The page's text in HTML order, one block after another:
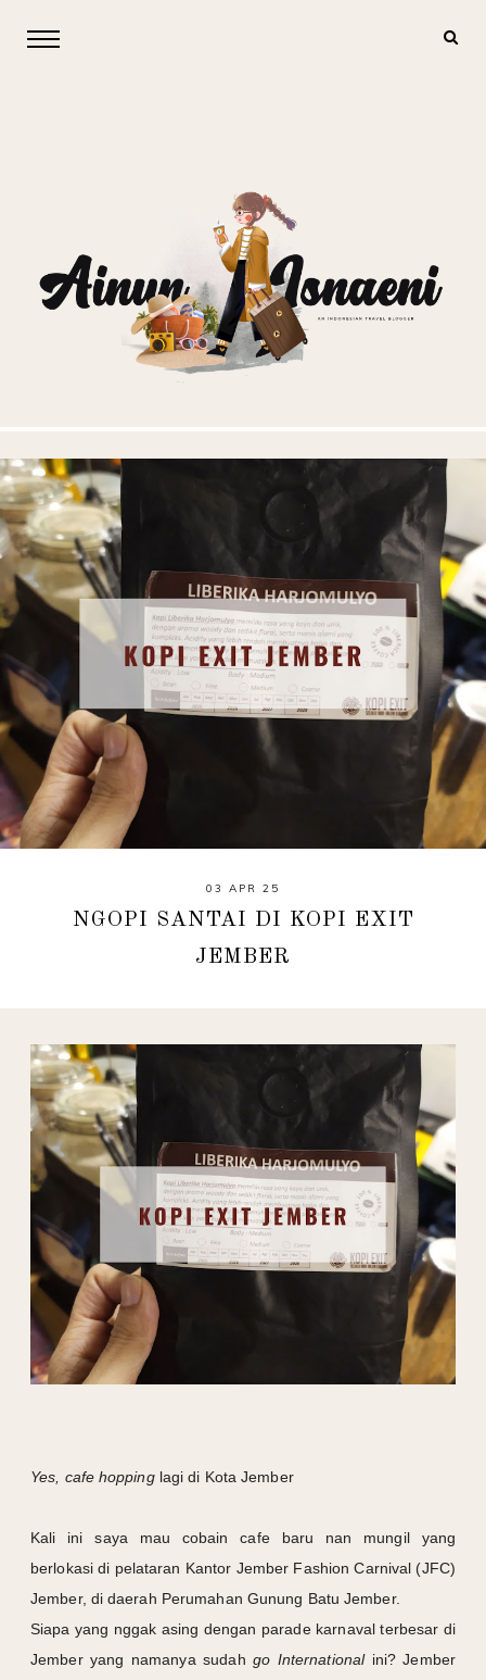
03 APR 25
NGOPI SANTAI DI KOPI EXIT
JEMBER
Yes, cafe hopping lagi di Kota Jember
Kali ini saya mau cobain cafe baru nan mungil yang
berlokasi di pelataran Kantor Jember Fashion Carnival (JFC)
Jember, di daerah Perumahan Gunung Batu Jember.
Siapa yang nggak asing dengan parade karnaval terbesar di
Jember yang namanya sudahgo Internationalini? Jember